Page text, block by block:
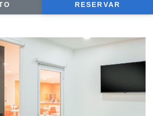
RESERVAR